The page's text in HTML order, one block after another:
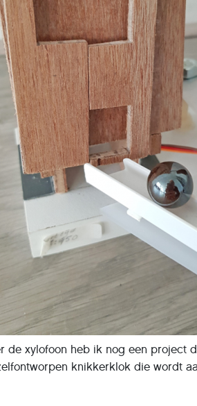
de xylofoon heb ik nog een project
knikkerklok die wordt